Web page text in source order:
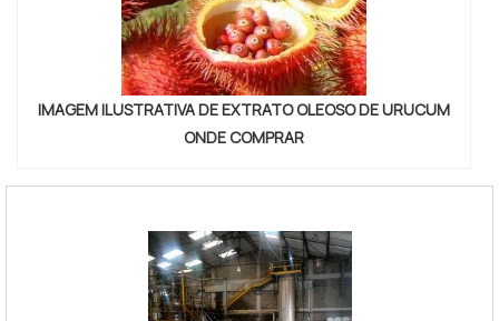
IMAGEM ILUSTRATIVA DE EXTRATO OLEOSO DE URUCUM
ONDE COMPRAR